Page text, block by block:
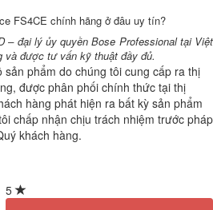
FS4CE chính hãng ở đâu uy tín?
– đại lý ủy quyền Bose Professional tại Việt
và được tư vấn kỹ thuật đầy đủ.
sản phẩm do chúng tôi cung cấp ra thị
được phân phối chính thức tại thị
hàng phát hiện ra bất kỳ sản phẩm
chấp nhận chịu trách nhiệm trước pháp
khách hàng.
5